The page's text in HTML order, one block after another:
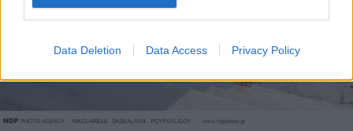
Data Deletion Data Access Privacy Policy